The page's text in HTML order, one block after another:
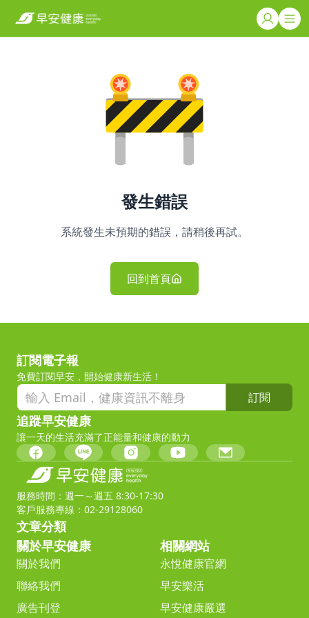
發生錯誤
系統發生未預期的錯誤，請稍後再試。
回到首頁
訂閱電子報
免費訂閱早安，開始健康新生活！
訂閱
追蹤早安健康
讓一天的生活充滿了正能量和健康的動力
服務時間：週一～週五 8:30-17:30
客戶服務專線：02-29128060
文章分類
關於早安健康
關於我們
聯絡我們
廣告刊登
相關網站
永悅健康官網
早安樂活
早安健康嚴選